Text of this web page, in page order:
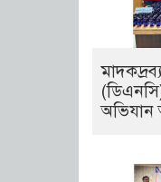
অভিযান